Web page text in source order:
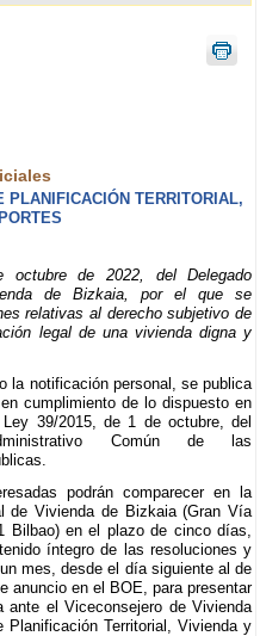
PLANIFICACIÓN TERRITORIAL,
octubre de 2022, del Delegado
de Bizkaia, por el que se
relativas al derecho subjetivo de
legal de una vivienda digna y
la notificación personal, se publica
cumplimiento de lo dispuesto en
39/2015, de 1 de octubre, del
Común de las
podrán comparecer en la
de Vivienda de Bizkaia (Gran Vía
Bilbao) en el plazo de cinco días,
íntegro de las resoluciones y
mes, desde el día siguiente al de
anuncio en el BOE, para presentar
ante el Viceconsejero de Vivienda
Planificación Territorial, Vivienda y